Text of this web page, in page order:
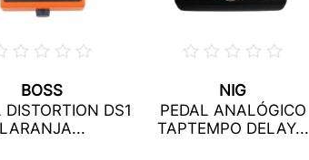
BOSS
DISTORTION DS1
LARANJA...
NIG
PEDAL ANALÓGICO
TAPTEMPO DELAY...